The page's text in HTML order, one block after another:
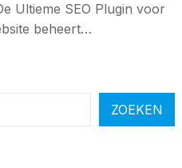
Ultieme SEO Plugin voor
beheert…
ZOEKEN